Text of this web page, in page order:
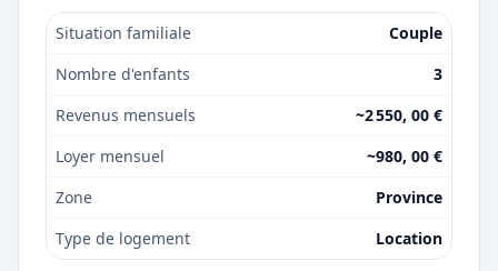
Situation familiale
Couple
Nombre d'enfants
3
Revenus mensuels
~2 550, 00 €
Loyer mensuel
~980, 00 €
Zone
Province
Type de logement
Location